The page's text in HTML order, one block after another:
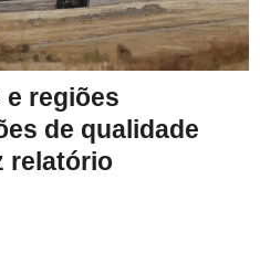
e regiões
de qualidade
relatório